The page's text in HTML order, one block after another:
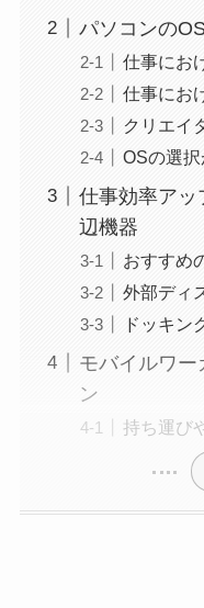
パソコンの
仕事にお
仕事にお
クリエイ
OSの選
仕事効率アッ
辺機器
おすすめ
外部ディ
ドッキン
モバイルワー
ン
持ち運び